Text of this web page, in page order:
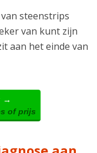
steenstrips
van kunt zijn
aan het einde van
→
of prijs